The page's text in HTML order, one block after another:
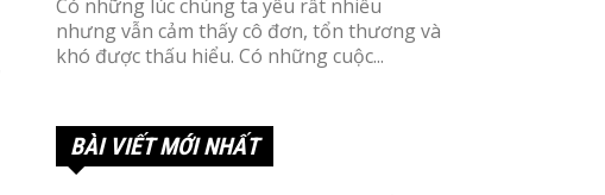
Có những lúc chúng ta yêu rất nhiều
nhưng vẫn cảm thấy cô đơn, tổn thương và
khó được thấu hiểu. Có những cuộc...
BÀI VIẾT MỚI NHẤT